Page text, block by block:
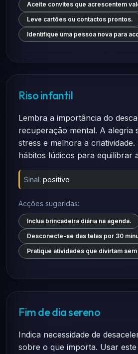
Aceite convites que acrescentem
Leve cartões ou contactos prontos.
Identifique uma pessoa nova para
Riso infantil
Lembra a importância do
recuperação mental. A alegria
stress e melhora a criatividade.
hábitos lúdicos para equilibrar
Sinal: positivo
Acções sugeridas:
Inclua brincadeira diária na agenda.
Desconecte-se das telas por 30
Pratique atividades que divirtam
Fim de dia sereno
Indica necessidade de
sobre o que importa. Usar